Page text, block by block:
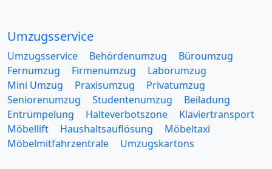
Umzugsservice
Umzugsservice Behördenumzug
Büroumzug
Fernumzug
Firmenumzug
Laborumzug
Mini Umzug
Praxisumzug
Privatumzug
Seniorenumzug
Studentenumzug
Beiladung
Entrümpelung
Halteverbotszone
Klaviertransport
Möbellift
Haushaltsauflösung
Möbeltaxi
Möbelmitfahrzentrale
Umzugskartons